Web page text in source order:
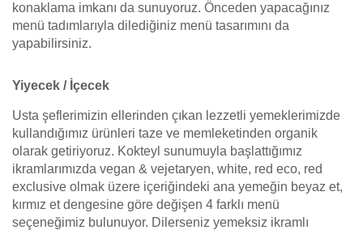
konaklama imkanı da sunuyoruz. Önceden yapacağınız
menü tadımlarıyla dilediğiniz menü tasarımını da
yapabilirsiniz.
Yiyecek / İçecek
Usta şeflerimizin ellerinden çıkan lezzetli yemeklerimizde
kullandığımız ürünleri taze ve memleketinden organik
olarak getiriyoruz. Kokteyl sunumuyla başlattığımız
ikramlarımızda vegan & vejetaryen, white, red eco, red
exclusive olmak üzere içeriğindeki ana yemeğin beyaz et,
kırmız et dengesine göre değişen 4 farklı menü
seçeneğimiz bulunuyor. Dilerseniz yemeksiz ikramlı